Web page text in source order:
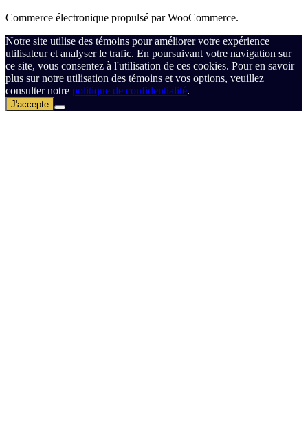
Commerce électronique propulsé par WooCommerce.
Notre site utilise des témoins pour améliorer votre expérience
utilisateur et analyser le trafic. En poursuivant votre navigation sur
ce site, vous consentez à l'utilisation de ces cookies. Pour en savoir
plus sur notre utilisation des témoins et vos options, veuillez
consulter notre politique de confidentialité.
J'accepte